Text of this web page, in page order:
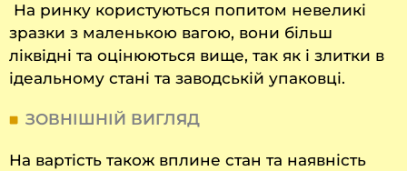
На ринку користуються попитом невеликі
зразки з маленькою вагою, вони більш
ліквідні та оцінюються вище, так як і злитки в
ідеальному стані та заводській упаковці.
ЗОВНІШНІЙ ВИГЛЯД
На вартість також вплине стан та наявність